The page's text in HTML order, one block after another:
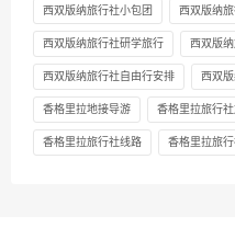
西双版纳旅行社小包团 西双版纳
西双版纳旅行社研学旅行 西双版
西双版纳旅行社自由行安排 西双
香格里拉地接导游 香格里拉旅行
香格里拉旅行社线路 香格里拉旅行